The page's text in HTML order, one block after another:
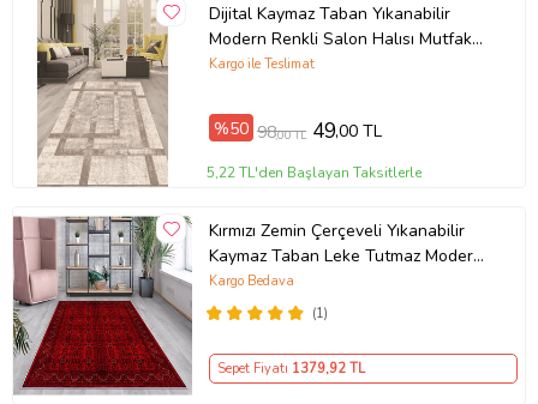
Dijital Kaymaz Taban Yıkanabilir
Modern Renkli Salon Halısı Mutfak
Halısı Yolluk ND-HT-94 (Kahverengi)
Kargo ile Teslimat
%50 98,00 TL 49,00 TL
5,22 TL'den Başlayan Taksitlerle
Kırmızı Zemin Çerçeveli Yıkanabilir
Kaymaz Taban Leke Tutmaz Modern
Salon Halısı ve Yolluk (Koyu Kırmızı)
(1)
Kargo Bedava
Sepet Fiyatı 1379,92 TL